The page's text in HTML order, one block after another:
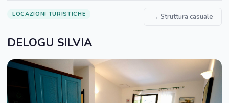
LOCAZIONI TURISTICHE → Struttura casuale
DELOGU SILVIA